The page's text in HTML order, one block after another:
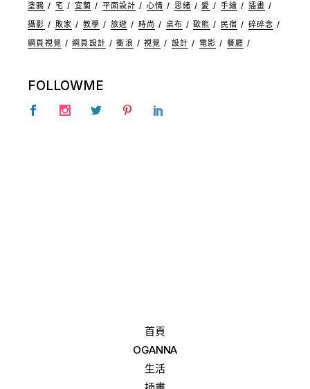
塗鴉
宅 宜蘭 平面設計 心情 思緒 愛 手繪
插畫
攝影
敗家 教學 旅遊 時尚 桌布 歐熊 民宿
碎碎念
網頁視覺
網頁設計 衝浪 視覺 設計 電影 餐廳
FOLLOWME
首頁
OGANNA
生活